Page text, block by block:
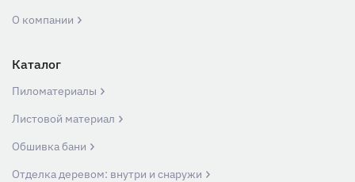
О компании
Каталог
Пиломатериалы
Листовой материал
Обшивка бани
Отделка деревом: внутри и снаружи